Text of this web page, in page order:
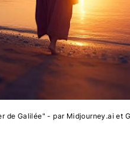
de Galilée" - par Midjourney.ai et